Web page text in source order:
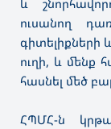
ուսանող
գիտելիքների
ուղի, և մենք
հասնել մեծ
ՀՊՄՀ-ն